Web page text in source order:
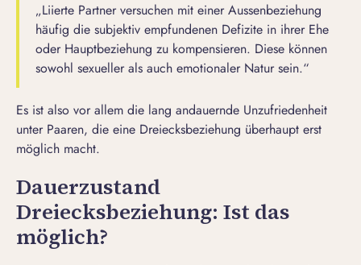
„Liierte Partner versuchen mit einer Aussenbeziehung
häufig die subjektiv empfundenen Defizite in ihrer Ehe
oder Hauptbeziehung zu kompensieren. Diese können
sowohl sexueller als auch emotionaler Natur sein.“
Es ist also vor allem die lang andauernde Unzufriedenheit
unter Paaren, die eine Dreiecksbeziehung überhaupt erst
möglich macht.
Dauerzustand
Dreiecksbeziehung: Ist das
möglich?